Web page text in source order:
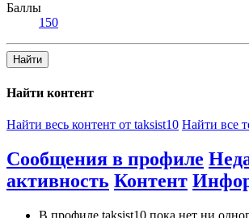
Баллы
150
Найти
Найти контент
Найти весь контент от taksist10 Найти все
Сообщения в профиле
активность Контент
В профиле taksist10 пока нет ни